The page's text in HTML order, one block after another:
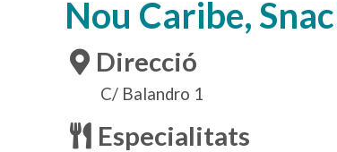
Nou Caribe,
Direcció
C/ Balandro 1
Especialitats